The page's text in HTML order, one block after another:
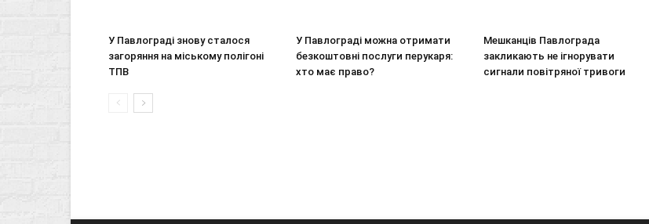
У Павлограді знову сталося
загоряння на міському полігоні
ТПВ
У Павлограді можна отримати
безкоштовні послуги перукаря:
хто має право?
Мешканців Павлограда
закликають не ігнорувати
сигнали повітряної тривоги